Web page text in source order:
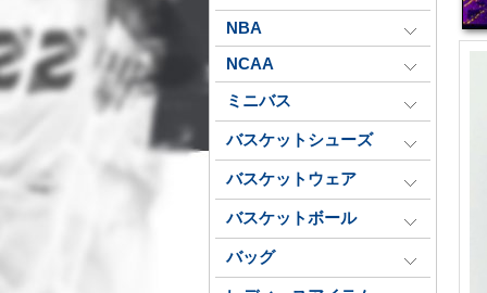
NBA
NCAA
ミニバス
バスケットシューズ
バスケットウェア
バスケットボール
バッグ